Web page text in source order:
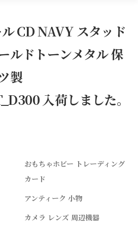
公式ラクマ店 ヤフー2号店
要
CD NAVY スタッド
ルドトーンメタル 保
製
入荷しました。
おもちゃホビー トレーディング
カード
アンティーク 小物
カメラ レンズ 周辺機器